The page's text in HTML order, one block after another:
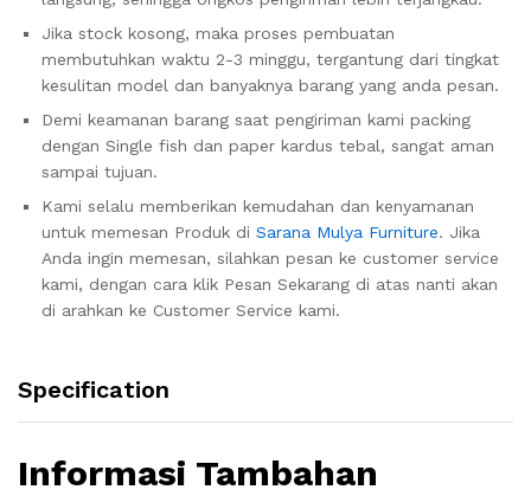
Jika stock kosong, maka proses pembuatan
membutuhkan waktu 2-3 minggu, tergantung dari tingkat
kesulitan model dan banyaknya barang yang anda pesan.
Demi keamanan barang saat pengiriman kami packing
dengan Single fish dan paper kardus tebal, sangat aman
sampai tujuan.
Kami selalu memberikan kemudahan dan kenyamanan
untuk memesan Produk di Sarana Mulya Furniture. Jika
Anda ingin memesan, silahkan pesan ke customer service
kami, dengan cara klik Pesan Sekarang di atas nanti akan
di arahkan ke Customer Service kami.
Specification
Informasi Tambahan